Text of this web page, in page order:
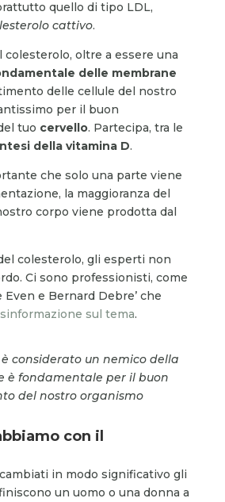
quello di tipo LDL,
cattivo.
colesterolo, oltre a essere una
delle membrane
delle cellule del nostro
per il buon
tuo cervello. Partecipa, tra le
della vitamina D.
che solo una parte viene
la maggioranza del
corpo viene prodotta dal
colesterolo, gli esperti non
Ci sono professionisti, come
e Bernard Debre’ che
sul tema.
considerato un nemico della
è fondamentale per il buon
del nostro organismo
con il
in modo significativo gli
un uomo o una donna a